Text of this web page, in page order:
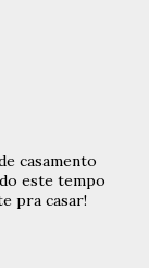
casamento
este tempo
pra casar!